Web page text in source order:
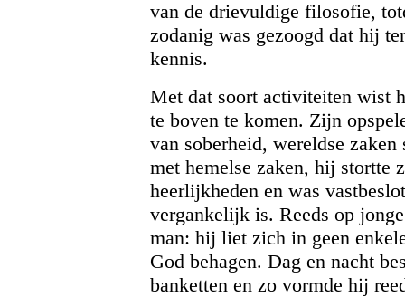
van de drievuldige filosofie,
zodanig was gezoogd dat hij
kennis.
Met dat soort activiteiten wist
te boven te komen. Zijn
van soberheid, wereldse
met hemelse zaken, hij stortte
heerlijkheden en was
vergankelijk is. Reeds op
man: hij liet zich in geen
God behagen. Dag en nacht
banketten en zo vormde hij